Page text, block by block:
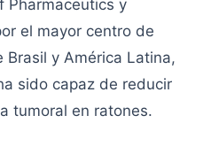
Pharmaceutics y
el mayor centro de
y América Latina,
sido capaz de reducir
tumoral en ratones.